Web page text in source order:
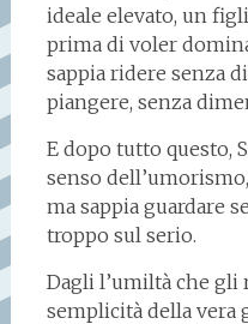
ideale elevato, un
prima di voler
sappia ridere senza
piangere, senza
E dopo tutto questo,
senso
ma sappia guardare
troppo sul serio.
Dagli l’umiltà che gli
semplicità della vera